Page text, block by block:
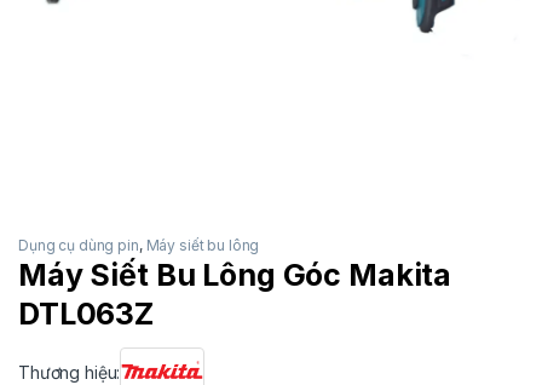
Dụng cụ dùng pin, Máy siết bu lông
Máy Siết Bu Lông Góc Makita
DTL063Z
Thương hiệu: